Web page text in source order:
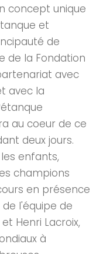
concept unique
et
de
de la Fondation
avec
avec la
au coeur de ce
deux jours.
enfants,
champions
en présence
l'équipe de
Henri Lacroix,
à